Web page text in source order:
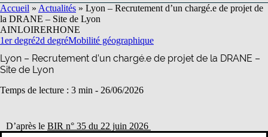
Accueil » Actualités » Lyon – Recrutement d’un chargé.e de projet de
la DRANE – Site de Lyon
AINLOIRERHONE
1er degré2d degréMobilité géographique
Lyon – Recrutement d’un chargé.e de projet de la DRANE –
Site de Lyon
Temps de lecture : 3 min - 26/06/2026
D’après le BIR n° 35 du 22 juin 2026